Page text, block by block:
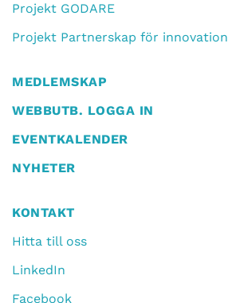
Projekt GODARE
Projekt Partnerskap för innovation
MEDLEMSKAP
WEBBUTB. LOGGA IN
EVENTKALENDER
NYHETER
KONTAKT
Hitta till oss
LinkedIn
Facebook